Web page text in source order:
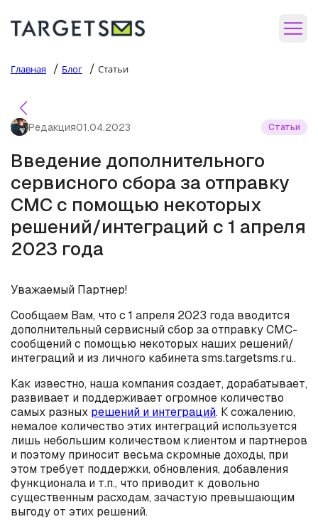
Главная / Блог / Статьи
Редакция01.04.2023 Статьи
Введение дополнительного
сервисного сбора за отправку
СМС с помощью некоторых
решений/интеграций с 1 апреля
2023 года
Уважаемый Партнер!
Сообщаем Вам, что с 1 апреля 2023 года вводится
дополнительный сервисный сбор за отправку СМС-
сообщений с помощью некоторых наших решений/
интеграций и из личного кабинета sms.targetsms.ru..
Как известно, наша компания создает, дорабатывает,
развивает и поддерживает огромное количество
самых разных решений и интеграций. К сожалению,
немалое количество этих интеграций используется
лишь небольшим количеством клиентом и партнеров
и поэтому приносит весьма скромные доходы, при
этом требует поддержки, обновления, добавления
функционала и т.п., что приводит к довольно
существенным расходам, зачастую превышающим
выгоду от этих решений.